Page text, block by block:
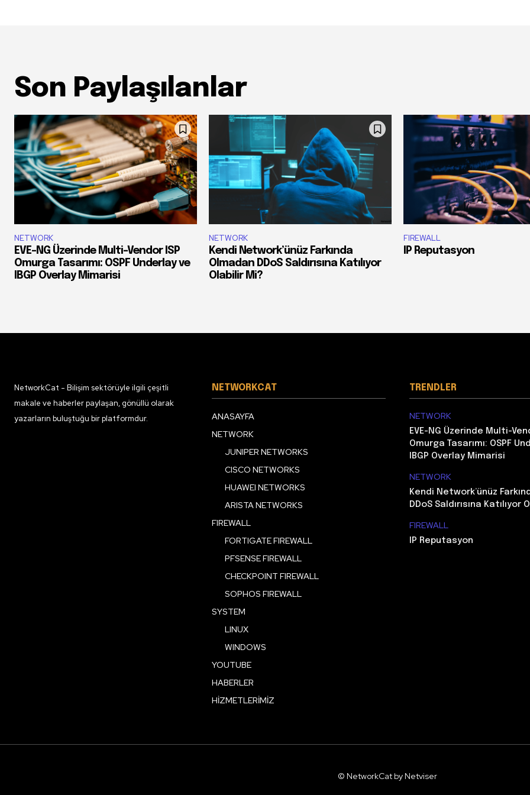
Son Paylaşılanlar
NETWORK
EVE-NG Üzerinde Multi-Vendor ISP
Omurga Tasarımı: OSPF Underlay ve
IBGP Overlay Mimarisi
NETWORK
Kendi Network’ünüz Farkında
Olmadan DDoS Saldırısına Katılıyor
Olabilir Mi?
FIREWALL
IP Reputasyon
NetworkCat - Bilişim sektörüyle ilgili çeşitli
makale ve haberler paylaşan, gönüllü olarak
yazarların buluştuğu bir platformdur.
NETWORKCAT
ANASAYFA
NETWORK
JUNIPER NETWORKS
CISCO NETWORKS
HUAWEI NETWORKS
ARISTA NETWORKS
FIREWALL
FORTIGATE FIREWALL
PFSENSE FIREWALL
CHECKPOINT FIREWALL
SOPHOS FIREWALL
SYSTEM
LINUX
WINDOWS
YOUTUBE
HABERLER
HİZMETLERİMİZ
TRENDLER
NETWORK
EVE-NG Üzerinde Multi-
Omurga Tasarımı: OSPF
IBGP Overlay Mimarisi
NETWORK
Kendi Network’ünüz
DDoS Saldırısına Katılıyor
FIREWALL
IP Reputasyon
© NetworkCat by Netviser